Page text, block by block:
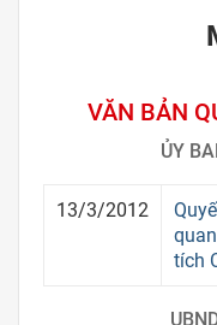
VĂN BẢN
ỦY
13/3/2012
tích